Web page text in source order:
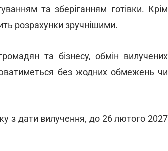
та зберіганням готівки. Крім
розрахунки зручнішими.
та бізнесу, обмін вилучених
без жодних обмежень чи
з дати вилучення, до 26 лютого 2027